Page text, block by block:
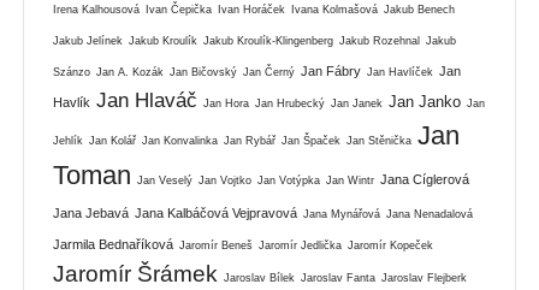
Irena Kalhousová Ivan Čepička Ivan Horáček Ivana Kolmašová Jakub Benech
Jakub Jelínek Jakub Kroulík Jakub Kroulík-Klingenberg Jakub Rozehnal Jakub
Szánzo Jan A. Kozák Jan Bičovský Jan Černý Jan Fábry Jan Havlíček Jan
Havlík Jan Hlaváč Jan Hora Jan Hrubecký Jan Janek Jan Janko Jan
Jehlík Jan Kolář Jan Konvalinka Jan Rybář Jan Špaček Jan Stěnička Jan
Toman
Jan Veselý Jan Vojtko Jan Votýpka Jan Wintr Jana Cíglerová
Jana Jebavá Jana Kalbáčová Vejpravová Jana Mynářová Jana Nenadalová
Jarmila Bednaříková Jaromír Beneš Jaromír Jedlička Jaromír Kopeček
Jaromír Šrámek Jaroslav Bílek Jaroslav Fanta Jaroslav Flejberk